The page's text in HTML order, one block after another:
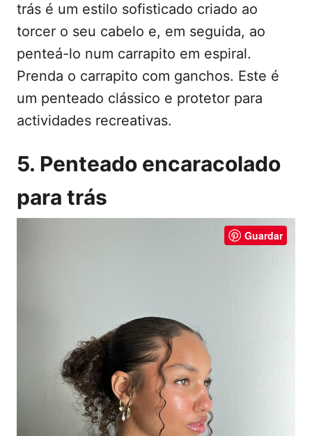
trás é um estilo sofisticado criado ao
torcer o seu cabelo e, em seguida, ao
penteá-lo num carrapito em espiral.
Prenda o carrapito com ganchos. Este é
um penteado clássico e protetor para
actividades recreativas.
5. Penteado encaracolado
para trás
Guardar